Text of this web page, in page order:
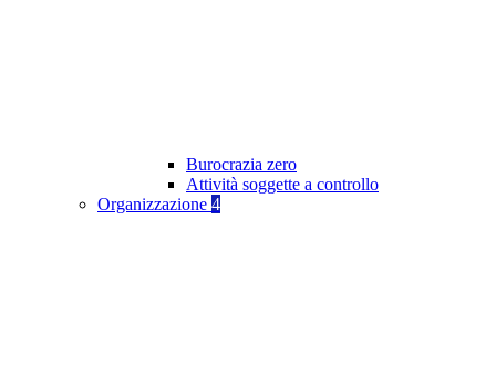
Burocrazia zero
Attività soggette a controllo
Organizzazione 4